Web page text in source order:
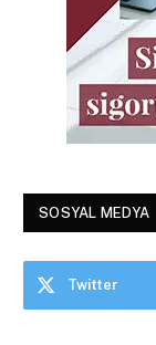
SOSYAL MEDYA
Twitter